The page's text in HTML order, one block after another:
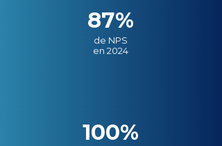
87%
de NPS
en 2024
100%